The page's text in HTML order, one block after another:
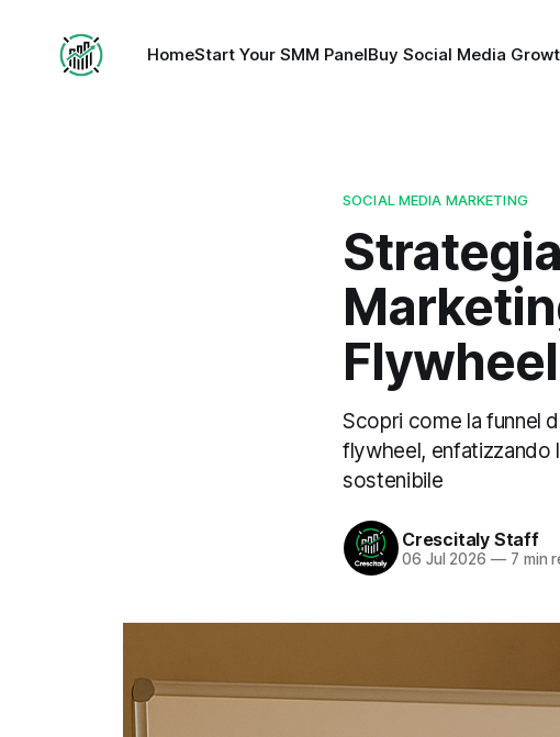
HomeStart Your SMM PanelBuy Social Media
SOCIAL MEDIA MARKETING
Flywheel
Scopri come la funnel
flywheel, enfatizzando
sostenibile
Crescitaly Staff
06 Jul 2026 —7 min